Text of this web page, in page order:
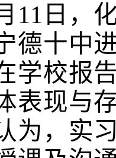
11日，
德十中
学校报
表现与
为，实